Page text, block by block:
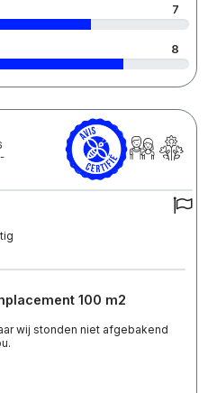
7
8
100 m2
wij stonden niet afgebakend